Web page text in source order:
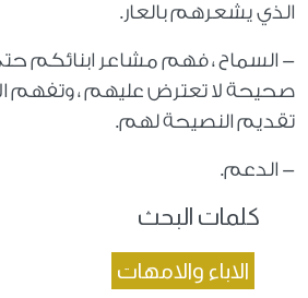
الذي يشعرهم بالعار.
- السماح ، فهم مشاعر ابنائكم
صحيحة لا تعترض عليهم ، وتفهم
تقديم النصيحة لهم.
- الدعم.
كلمات البحث
الاباء والامهات